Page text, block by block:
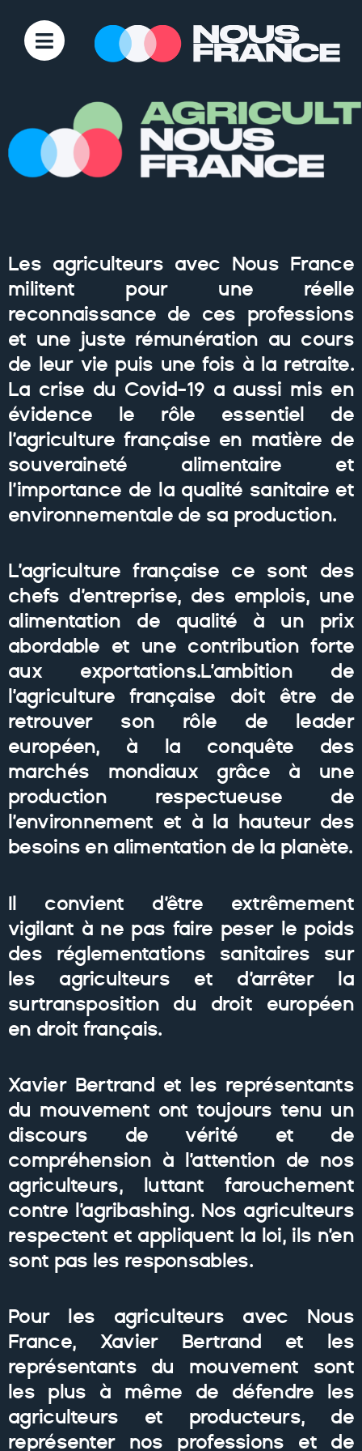
Les agriculteurs avec Nous France
militent pour une réelle
reconnaissance de ces professions
et une juste rémunération au cours
de leur vie puis une fois à la retraite.
La crise du Covid-19 a aussi mis en
évidence le rôle essentiel de
l’agriculture française en matière de
souveraineté alimentaire et
l’importance de la qualité sanitaire et
environnementale de sa production.
L’agriculture française ce sont des
chefs d’entreprise, des emplois, une
alimentation de qualité à un prix
abordable et une contribution forte
aux exportations.L’ambition de
l’agriculture française doit être de
retrouver son rôle de leader
européen, à la conquête des
marchés mondiaux grâce à une
production respectueuse de
l’environnement et à la hauteur des
besoins en alimentation de la planète.
Il convient d’être extrêmement
vigilant à ne pas faire peser le poids
des réglementations sanitaires sur
les agriculteurs et d’arrêter la
surtransposition du droit européen
en droit français.
Xavier Bertrand et les représentants
du mouvement ont toujours tenu un
discours de vérité et de
compréhension à l’attention de nos
agriculteurs, luttant farouchement
contre l’agribashing. Nos agriculteurs
respectent et appliquent la loi, ils n’en
sont pas les responsables.
Pour les agriculteurs avec Nous
France, Xavier Bertrand et les
représentants du mouvement sont
les plus à même de défendre les
agriculteurs et producteurs, de
représenter nos professions et de